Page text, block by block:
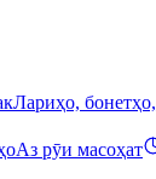
Лариҳо,
Аз рӯи масоҳат